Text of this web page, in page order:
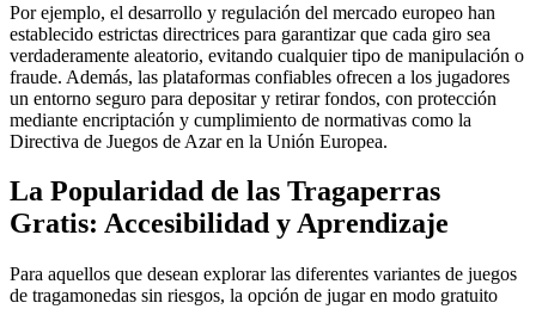
Por ejemplo, el desarrollo y regulación del mercado europeo han
establecido estrictas directrices para garantizar que cada giro sea
verdaderamente aleatorio, evitando cualquier tipo de manipulación o
fraude. Además, las plataformas confiables ofrecen a los jugadores
un entorno seguro para depositar y retirar fondos, con protección
mediante encriptación y cumplimiento de normativas como la
Directiva de Juegos de Azar en la Unión Europea.
La Popularidad de las Tragaperras
Gratis: Accesibilidad y Aprendizaje
Para aquellos que desean explorar las diferentes variantes de juegos
de tragamonedas sin riesgos, la opción de jugar en modo gratuito